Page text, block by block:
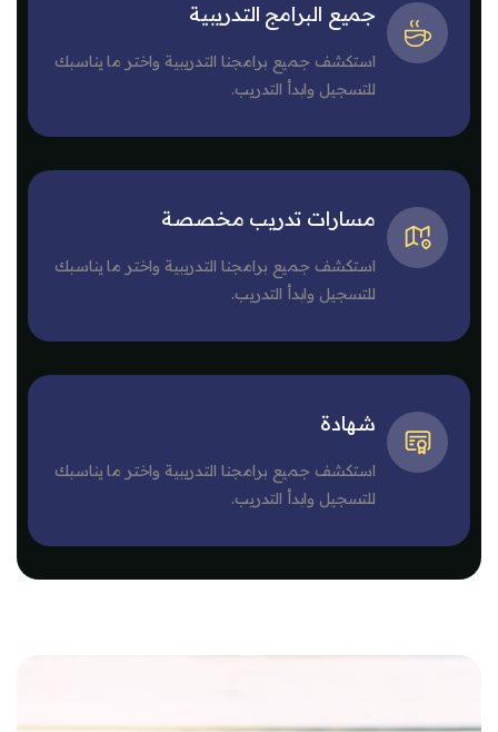
جميع البرامج التدريبية
استكشف جميع برامجنا التدريبية واختر ما يناسبك
للتسجيل وابدأ التدريب.
مسارات تدريب مخصصة
استكشف جميع برامجنا التدريبية واختر ما يناسبك
للتسجيل وابدأ التدريب.
شهادة
استكشف جميع برامجنا التدريبية واختر ما يناسبك
للتسجيل وابدأ التدريب.